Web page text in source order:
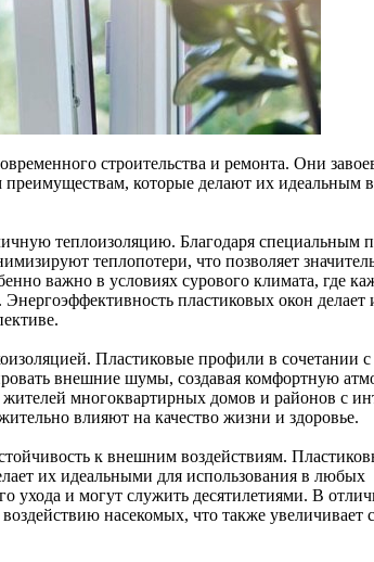
строительства и ремонта. Они
которые делают их идеальным
теплоизоляцию. Благодаря специальным
теплопотери, что позволяет
важно в условиях сурового климата, где
пластиковых окон делает
Пластиковые профили в сочетании с
внешние шумы, создавая комфортную
многоквартирных домов и районов с
влияют на качество жизни и здоровье.
к внешним воздействиям.
их идеальными для использования в любых
ухода и могут служить десятилетиями. В
насекомых, что также увеличивает